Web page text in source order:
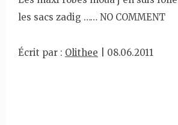
les sacs zadig …… NO COMMENT
Écrit par : Olithee | 08.06.2011